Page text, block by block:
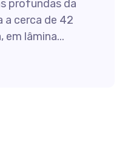
profundas da
a cerca de 42
lâmina...